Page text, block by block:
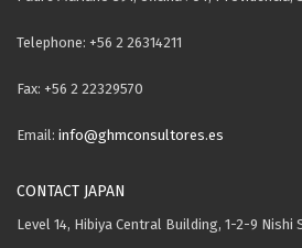
Telephone: +56 2 26314211
Fax: +56 2 22329570
Email: info@ghmconsultores.es
CONTACT JAPAN
Level 14, Hibiya Central Building, 1-2-9 Nishi